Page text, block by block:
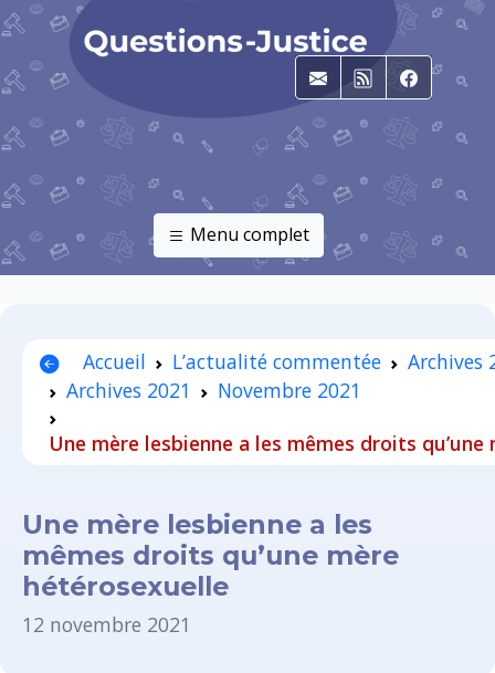
E-mailRSS
Menu complet
Accueil L’actualité commentée
Archives
Archives 2021
Novembre 2021
Une mère lesbienne a les mêmes droits
Une mère lesbienne a les
mêmes droits qu’une mère
hétérosexuelle
12 novembre 2021